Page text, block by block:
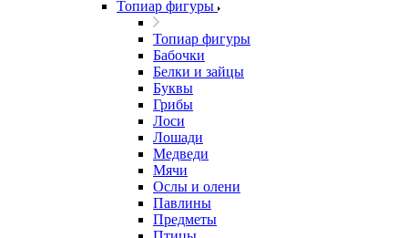
Топиар фигуры
Топиар фигуры
Бабочки
Белки и зайцы
Буквы
Грибы
Лоси
Лошади
Медведи
Мячи
Ослы и олени
Павлины
Предметы